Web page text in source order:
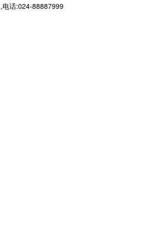
电话:024-88887999